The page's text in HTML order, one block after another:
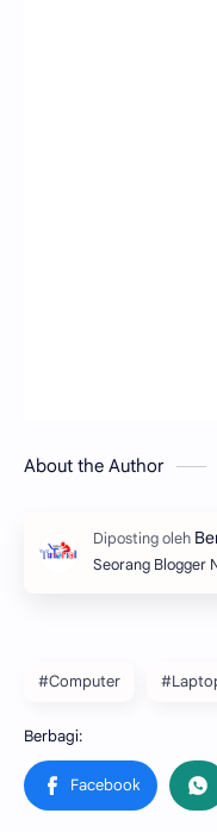
About the Author
Seorang Blogger
#Computer